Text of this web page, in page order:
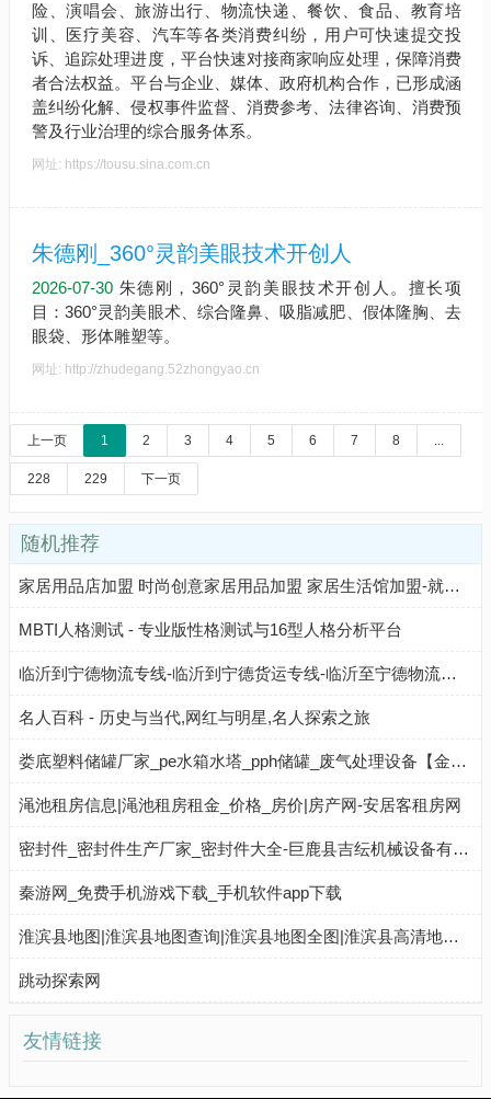
险、演唱会、旅游出行、物流快递、餐饮、食品、教育培
训、医疗美容、汽车等各类消费纠纷，用户可快速提交投
诉、追踪处理进度，平台快速对接商家响应处理，保障消费
者合法权益。平台与企业、媒体、政府机构合作，已形成涵
盖纠纷化解、侵权事件监督、消费参考、法律咨询、消费预
警及行业治理的综合服务体系。
网址: https://tousu.sina.com.cn
朱德刚_360°灵韵美眼技术开创人
2026-07-30 朱德刚，360°灵韵美眼技术开创人。擅长项
目：360°灵韵美眼术、综合隆鼻、吸脂减肥、假体隆胸、去
眼袋、形体雕塑等。
网址: http://zhudegang.52zhongyao.cn
上一页 1 2 3 4 5 6 7 8 ...
228 229 下一页
随机推荐
家居用品店加盟 时尚创意家居用品加盟 家居生活馆加盟-就要加盟网
MBTI人格测试 - 专业版性格测试与16型人格分析平台
临沂到宁德物流专线-临沂到宁德货运专线-临沂至宁德物流公司-就发物流网
名人百科 - 历史与当代,网红与明星,名人探索之旅
娄底塑料储罐厂家_pe水箱水塔_pph储罐_废气处理设备【金振环保】
渑池租房信息|渑池租房租金_价格_房价|房产网-安居客租房网
密封件_密封件生产厂家_密封件大全-巨鹿县吉纭机械设备有限公司
秦游网_免费手机游戏下载_手机软件app下载
淮滨县地图|淮滨县地图查询|淮滨县地图全图|淮滨县高清地图—旅游地图高清版
跳动探索网
友情链接